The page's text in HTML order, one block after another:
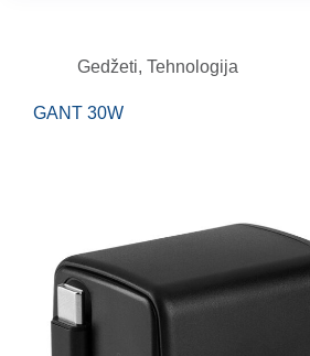
Gedžeti, Tehnologija
GANT 30W